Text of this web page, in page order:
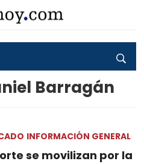
Barragán
INFORMACIÓN GENERAL
se movilizan por la